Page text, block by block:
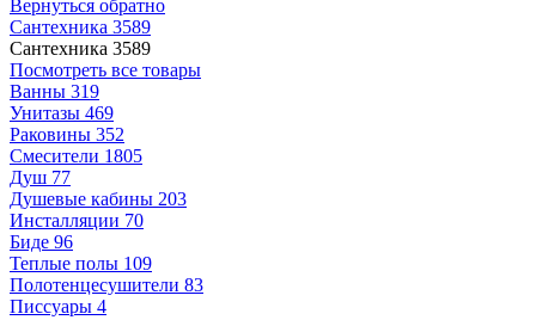
Вернуться обратно
Сантехника 3589
Сантехника 3589
Посмотреть все товары
Ванны 319
Унитазы 469
Раковины 352
Смесители 1805
Душ 77
Душевые кабины 203
Инсталляции 70
Биде 96
Теплые полы 109
Полотенцесушители 83
Писсуары 4